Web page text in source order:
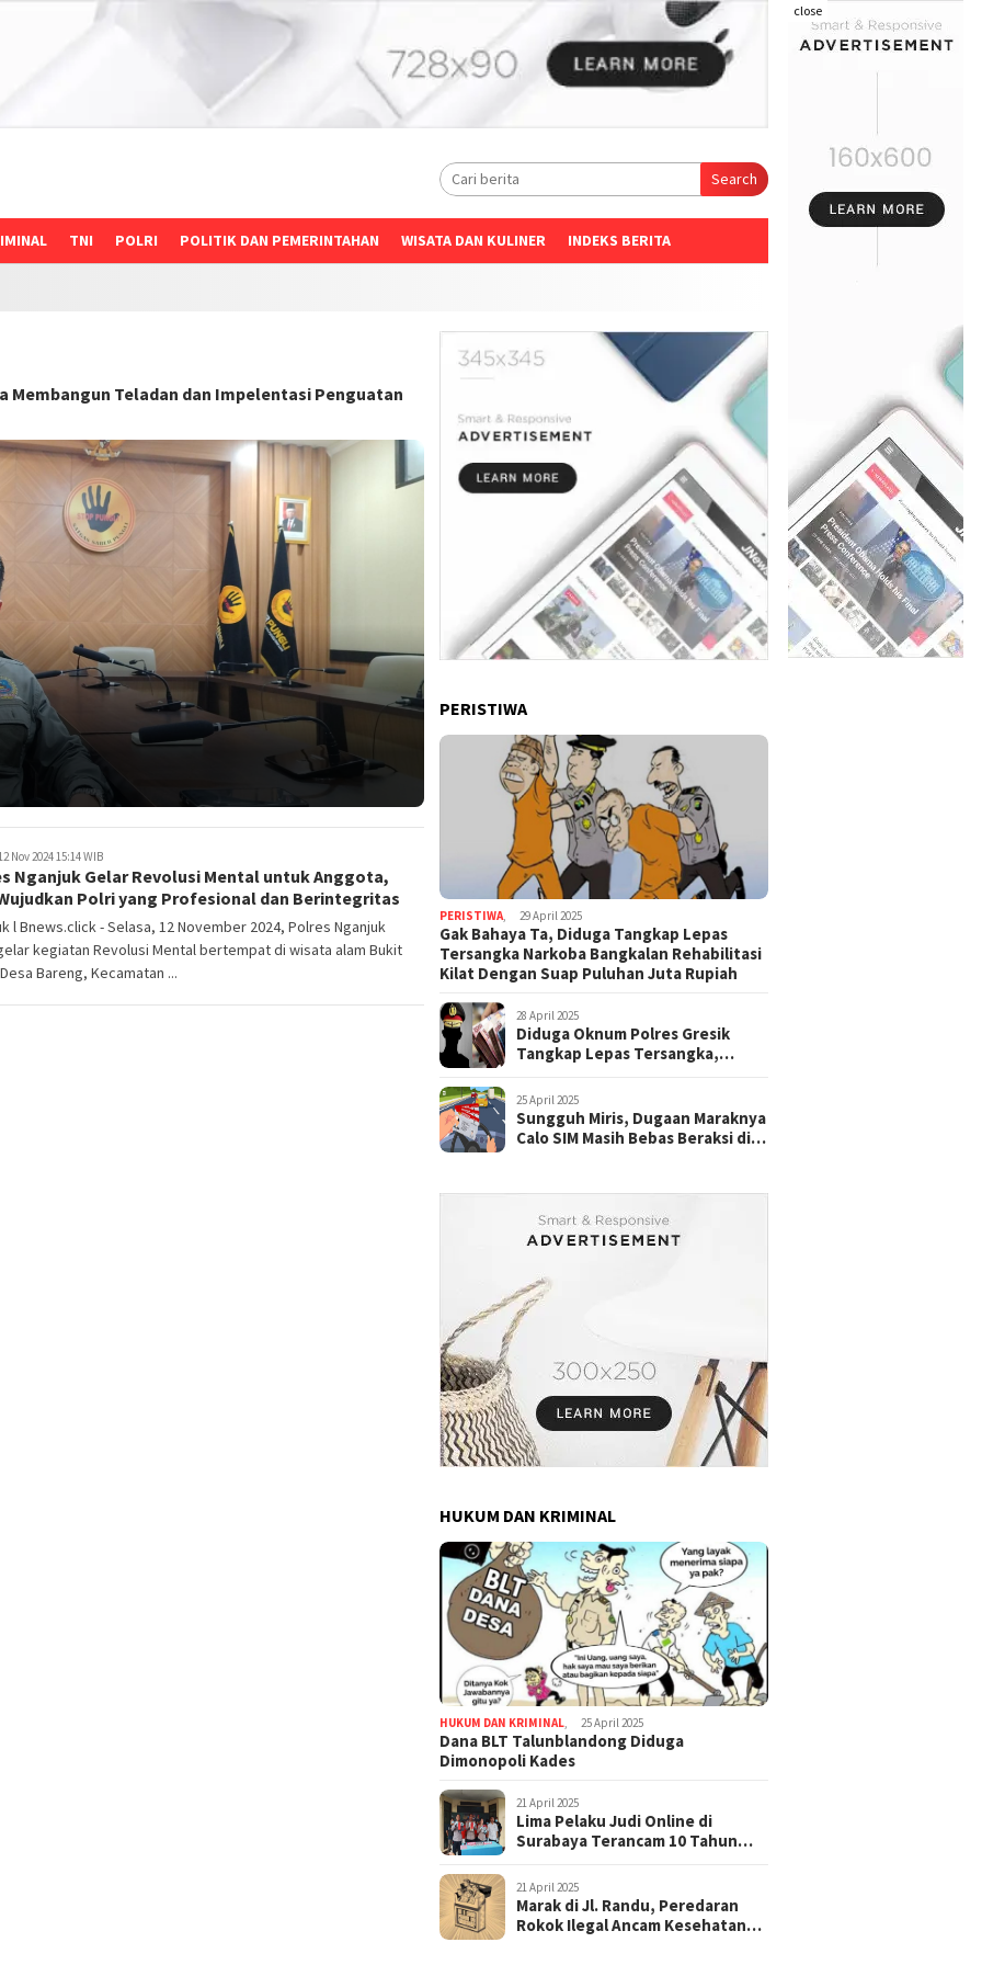
close
Search
TNI POLRI POLITIK DAN PEMERINTAHAN WISATA DAN KULINER INDEKS BERITA
Membangun Teladan dan Impelentasi Penguatan
Nov 2024 15:14 WIB
Nganjuk Gelar Revolusi Mental untuk Anggota,
Polri yang Profesional dan Berintegritas
l Bnews.click - Selasa, 12 November 2024, Polres Nganjuk
kegiatan Revolusi Mental bertempat di wisata alam Bukit
Bareng, Kecamatan ...
PERISTIWA
PERISTIWA, 29 April 2025
Gak Bahaya Ta, Diduga Tangkap Lepas
Tersangka Narkoba Bangkalan Rehabilitasi
Kilat Dengan Suap Puluhan Juta Rupiah
28 April 2025
Diduga Oknum Polres Gresik
Tangkap Lepas Tersangka,
25 April 2025
Sungguh Miris, Dugaan Maraknya
Calo SIM Masih Bebas Beraksi di
HUKUM DAN KRIMINAL
HUKUM DAN KRIMINAL 25 April 2025
Dana BLT Talunblandong Diduga
Dimonopoli Kades
21 April 2025
Lima Pelaku Judi Online di
Surabaya Terancam 10 Tahun
21 April 2025
Marak di Jl. Randu, Peredaran
Rokok Ilegal Ancam Kesehatan